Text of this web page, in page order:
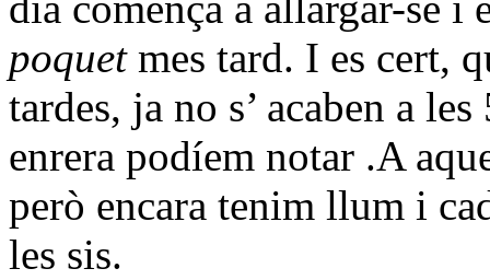
poquetmes tard. I es cert,
tardes, ja no s’ acaben a
enrera podíem notar .A
però encara tenim llum i
les sis.